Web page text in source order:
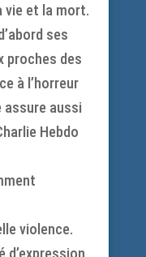
vie et la mort.
ses
proches des
à l’horreur
assure aussi
Hebdo
violence.
d’expression,